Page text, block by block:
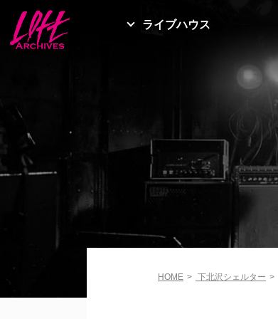
ライブハウス
HOME > 下北沢シェルター >